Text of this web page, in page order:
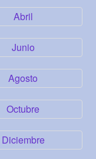
Abril
Junio
Agosto
Octubre
Diciembre